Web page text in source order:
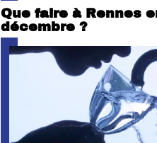
Que faire à Rennes
décembre ?